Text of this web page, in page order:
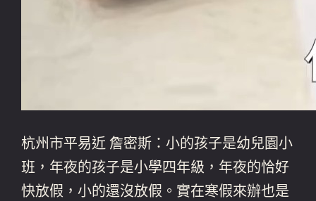
杭州市平易近 詹密斯：小的孩子是幼兒園小
班，年夜的孩子是小學四年級，年夜的恰好
快放假，小的還沒放假。實在寒假來辦也是